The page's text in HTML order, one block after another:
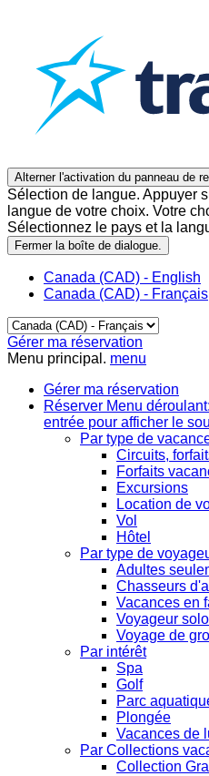
Alterner l'activation du panneau de
Sélection de langue. Appuyer
langue de votre choix. Votre
Sélectionnez le pays et la
Fermer la boîte de dialogue.
Canada (CAD) - English
Canada (CAD) - Français
Gérer ma réservation
Menu principal. menu
Gérer ma réservation
Réserver Menu
entrée pour afficher le
Par type de
Circuits,
Forfaits
Excursions
Location de
Vol
Hôtel
Par type de
Adultes
Chasseurs
Vacances en
Voyageur solo
Voyage de
Par intérêt
Spa
Golf
Parc
Plongée
Vacances de
Par Collections
Collection